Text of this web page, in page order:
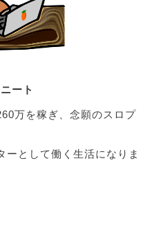
ート
万を稼ぎ、念願のスロプ
ーとして働く生活になりま